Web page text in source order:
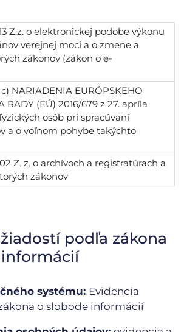
Z.z. o elektronickej podobe výkonu
verejnej moci a o zmene a
zákonov (zákon o e-
c) NARIADENIA EURÓPSKEHO
RADY (EÚ) 2016/679 z 27. apríla
osôb pri spracúvaní
a o voľnom pohybe takýchto
Z. z. o archívoch a registratúrach a
zákonov
podľa zákona
systému: Evidencia
o slobode informácií